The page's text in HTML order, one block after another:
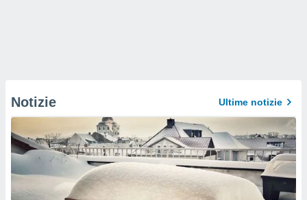
Notizie Ultime notizie